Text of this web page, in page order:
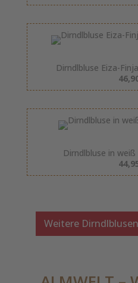
Dirndlbluse Eiza-
Dirndlbluse in
Weitere